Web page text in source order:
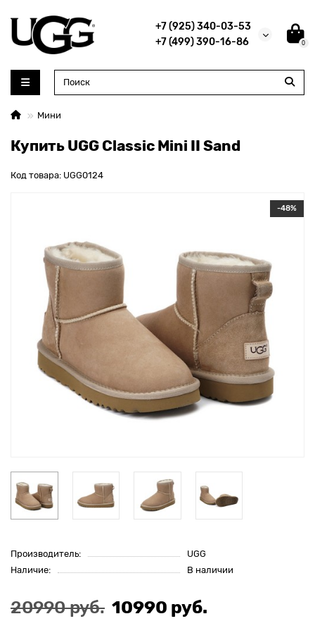
+7 (925) 340-03-53
+7 (499) 390-16-86
0
Мини
Купить UGG Classic Mini II Sand
Код товара: UGG0124
-48%
Производитель:
UGG
Наличие:
В наличии
20990 руб. 10990 руб.